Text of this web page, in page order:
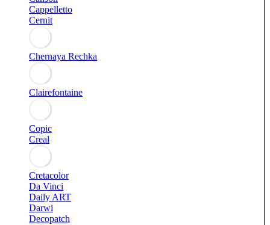
Cappelletto
Cernit
Chernaya Rechka
Clairefontaine
Copic
Creal
Cretacolor
Da Vinci
Daily ART
Darwi
Decopatch